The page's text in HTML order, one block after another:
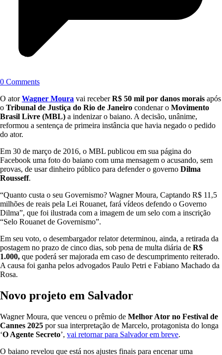
0 Comments
O atorWagner Moura vai receberR$ 50 mil por danos morais após
o Tribunal de Justiça do Rio de Janeiro condenar o Movimento
Brasil Livre (MBL) a indenizar o baiano. A decisão, unânime,
reformou a sentença de primeira instância que havia negado o pedido
do ator.
Em 30 de março de 2016, o MBL publicou em sua página do
Facebook uma foto do baiano com uma mensagem o acusando, sem
provas, de usar dinheiro público para defender o governo Dilma
Rousseff.
“Quanto custa o seu Governismo? Wagner Moura, Captando R$ 11,5
milhões de reais pela Lei Rouanet, fará vídeos defendo o Governo
Dilma”, que foi ilustrada com a imagem de um selo com a inscrição
“Selo Rouanet de Governismo”.
Em seu voto, o desembargador relator determinou, ainda, a retirada da
postagem no prazo de cinco dias, sob pena de multa diária de R$
1.000, que poderá ser majorada em caso de descumprimento reiterado.
A causa foi ganha pelos advogados Paulo Petri e Fabiano Machado da
Rosa.
Novo projeto em Salvador
Wagner Moura, que venceu o prêmio de Melhor Ator no Festival de
Cannes 2025 por sua interpretação de Marcelo, protagonista do longa
‘O Agente Secreto’, vai retornar para Salvador em breve.
O baiano revelou que está nos ajustes finais para encenar uma